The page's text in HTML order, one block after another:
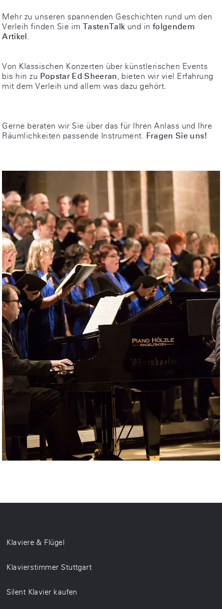
Mehr zu unseren spannenden Geschichten rund um den
Verleih finden Sie imTastenTalk und infolgendem
Artikel .
Von Klassischen Konzerten über künstlerischen Events
bis hin zu Popstar Ed Sheeran, bieten wir viel Erfahrung
mit dem Verleih und allem was dazu gehört.
Gerne beraten wir Sie über das für Ihren Anlass und Ihre
Räumlichkeiten passende Instrument. Fragen Sie uns!
Klaviere & Flügel
Klavierstimmer Stuttgart
Silent Klavier kaufen